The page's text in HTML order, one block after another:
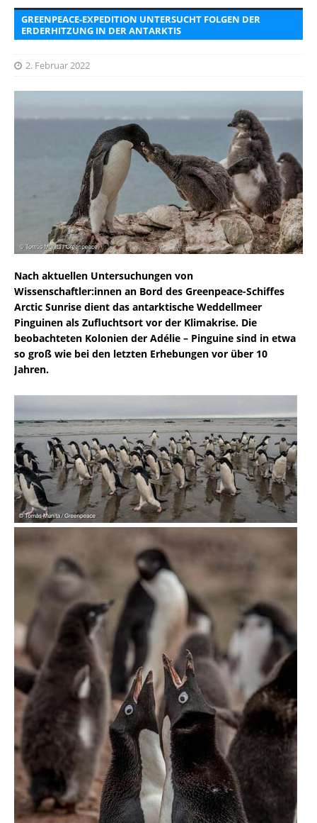
GREENPEACE-EXPEDITION UNTERSUCHT FOLGEN DER
ERDERHITZUNG IN DER ANTARKTIS
2. Februar 2022
Nach aktuellen Untersuchungen von
Wissenschaftler:innen an Bord des Greenpeace-Schiffes
Arctic Sunrise dient das antarktische Weddellmeer
Pinguinen als Zufluchtsort vor der Klimakrise. Die
beobachteten Kolonien der Adélie – Pinguine sind in etwa
so groß wie bei den letzten Erhebungen vor über 10
Jahren.